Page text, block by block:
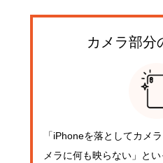
カメラ部分
「iPhoneを落としてカメ
メラに何も映らない」と